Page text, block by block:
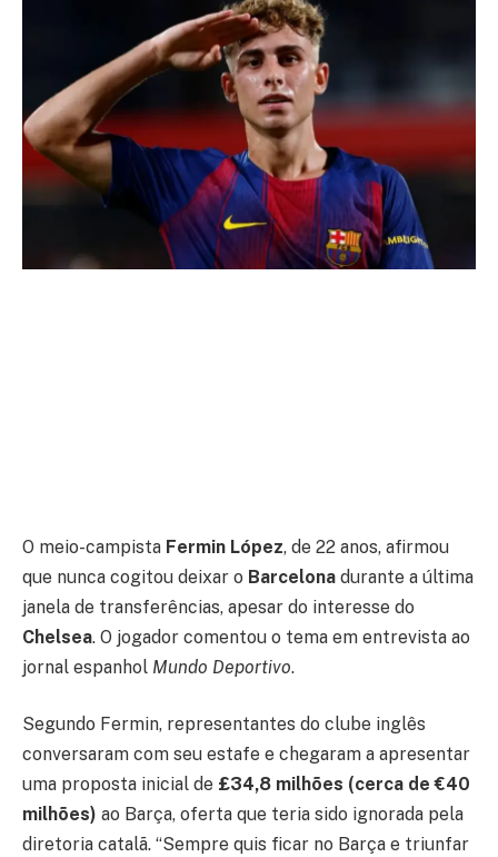
O meio-campista Fermin López, de 22 anos, afirmou
que nunca cogitou deixar o Barcelona durante a última
janela de transferências, apesar do interesse do
Chelsea. O jogador comentou o tema em entrevista ao
jornal espanhol Mundo Deportivo.
Segundo Fermin, representantes do clube inglês
conversaram com seu estafe e chegaram a apresentar
uma proposta inicial de £34,8 milhões (cerca de €40
milhões) ao Barça, oferta que teria sido ignorada pela
diretoria catalã. “Sempre quis ficar no Barça e triunfar